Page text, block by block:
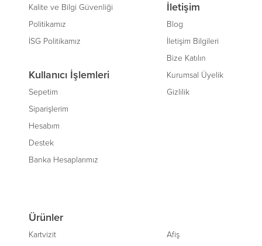
Kalite ve Bilgi Güvenliği
Politikamız
İSG Politikamız
Kullanıcı İşlemleri
Sepetim
Siparişlerim
Hesabım
Destek
Banka Hesaplarımız
İletişim
Blog
İletişim Bilgileri
Bize Katılın
Kurumsal Üyelik
Gizlilik
Ürünler
Kartvizit
Afiş